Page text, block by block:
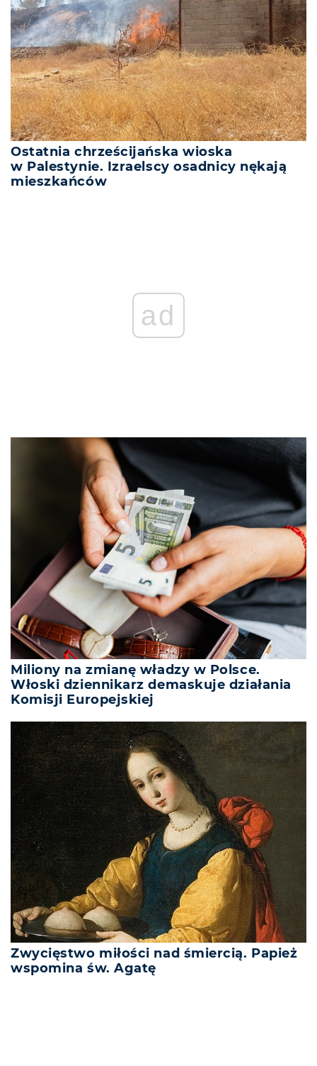
Ostatnia chrześcijańska wioska
w Palestynie. Izraelscy osadnicy nękają
mieszkańców
ad
Miliony na zmianę władzy w Polsce.
Włoski dziennikarz demaskuje działania
Komisji Europejskiej
Zwycięstwo miłości nad śmiercią. Papież
wspomina św. Agatę